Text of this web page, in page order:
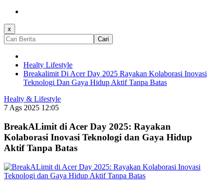
x
Cari
Healty Lifestyle
Breakalimit Di Acer Day 2025 Rayakan Kolaborasi Inovasi
Teknologi Dan Gaya Hidup Aktif Tanpa Batas
Healty & Lifestyle
7 Ags 2025 12:05
BreakALimit di Acer Day 2025: Rayakan
Kolaborasi Inovasi Teknologi dan Gaya Hidup
Aktif Tanpa Batas